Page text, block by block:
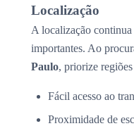
Localização
A localização
importantes. Ao
Paulo, priorize
Fácil acesso ao
Proximidade de